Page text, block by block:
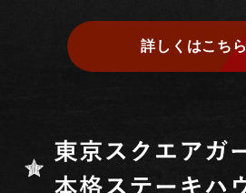
詳しくはこちら